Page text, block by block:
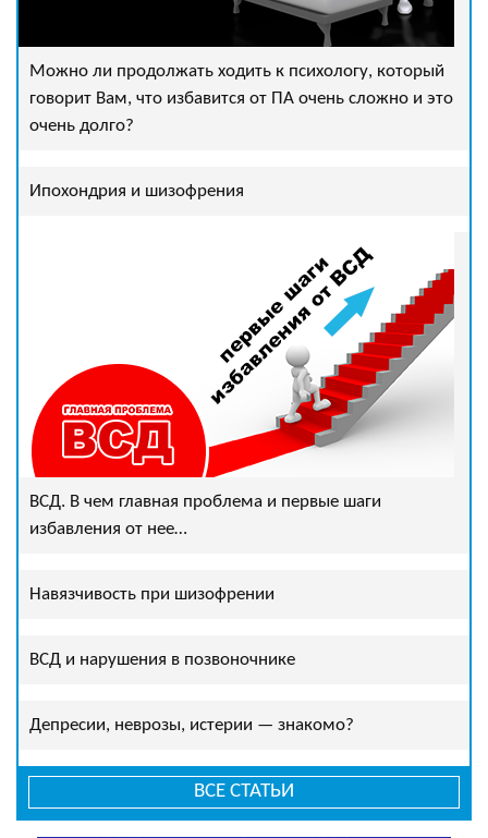
Можно ли продолжать ходить к психологу, который
говорит Вам, что избавится от ПА очень сложно и это
очень долго?
Ипохондрия и шизофрения
ВСД. В чем главная проблема и первые шаги
избавления от нее…
Навязчивость при шизофрении
ВСД и нарушения в позвоночнике
Депресии, неврозы, истерии — знакомо?
ВСЕ СТАТЬИ